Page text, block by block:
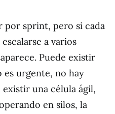
por sprint, pero si cada
a varios
Puede existir
urgente, no hay
una célula ágil,
en silos, la